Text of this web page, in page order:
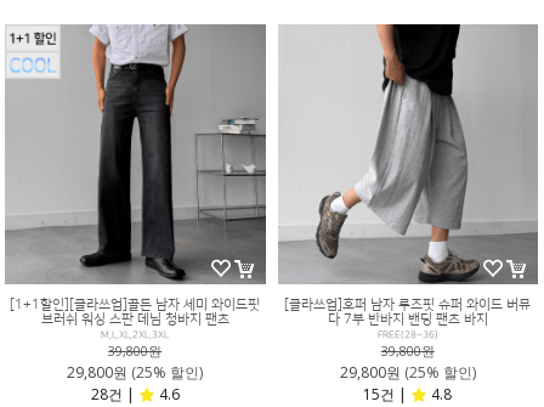
[1+1할인][클라쓰업]골든 남자 세미 와이드핏
브러쉬 워싱 스판 데님 청바지 팬츠
M,L,XL,2XL,3XL
39,800원
29,800원 (25% 할인)
28건 |
4.6
[클라쓰업]호퍼 남자 루즈핏 슈퍼 와이드 버뮤
다 7부 반바지 밴딩 팬츠 바지
FREE(28~36)
39,800원
29,800원 (25% 할인)
15건 |
4.8